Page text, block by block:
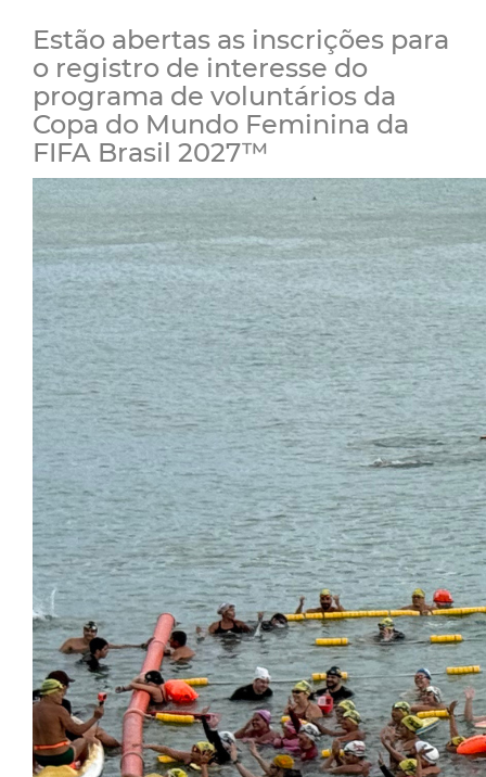
Estão abertas as inscrições para
o registro de interesse do
programa de voluntários da
Copa do Mundo Feminina da
FIFA Brasil 2027™